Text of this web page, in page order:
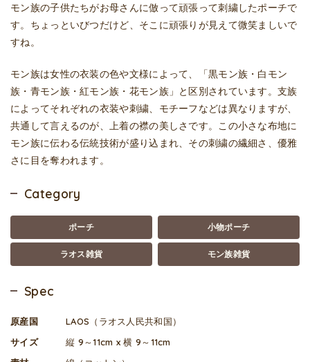
モン族の子供たちがお母さんに倣って頑張って刺繍したポーチで
す。ちょっといびつだけど、そこに頑張りが見えて微笑ましいで
すね。
モン族は女性の衣装の色や文様によって、「黒モン族・白モン
族・青モン族・紅モン族・花モン族」と区別されています。支族
によってそれぞれの衣装や刺繍、モチーフなどは異なりますが、
共通して言えるのが、上着の襟の美しさです。この小さな布地に
モン族に伝わる伝統技術が盛り込まれ、その刺繍の繊細さ、優雅
さに目を奪われます。
Category
ポーチ 小物ポーチ
ラオス雑貨 モン族雑貨
Spec
原産国
LAOS（ラオス人民共和国）
サイズ
縦 9～11cm x 横 9～11cm